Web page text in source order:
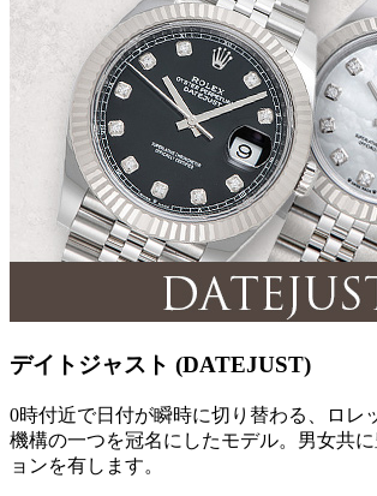
デイトジャスト (DATEJUST)
0時付近で日付が瞬時に切り替わる、ロレ
機構の一つを冠名にしたモデル。男女共
ョンを有します。